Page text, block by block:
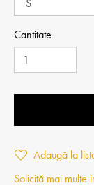
Cantitate
Adaugă la
Solicită mai multe